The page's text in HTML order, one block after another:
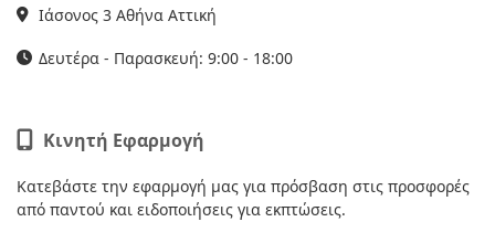
Ιάσονος 3 Αθήνα Αττική
Δευτέρα - Παρασκευή: 9:00 - 18:00
Κινητή Εφαρμογή
Κατεβάστε την εφαρμογή μας για πρόσβαση στις προσφορές
από παντού και ειδοποιήσεις για εκπτώσεις.